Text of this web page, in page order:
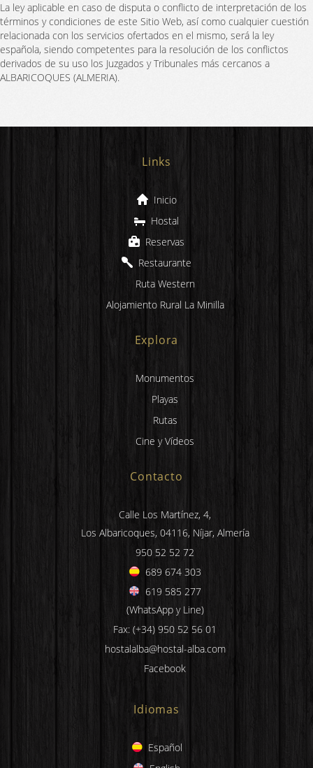
La ley aplicable en caso de disputa o conflicto de interpretación de los
términos y condiciones de este Sitio Web, así como cualquier cuestión
relacionada con los servicios ofertados en el mismo, será la ley
española, siendo competentes para la resolución de los conflictos
derivados de su uso los Juzgados y Tribunales más cercanos a
ALBARICOQUES (ALMERIA).
Links
Inicio
Hostal
Reservas
Restaurante
Ruta Western
Alojamiento Rural La Minilla
Explora
Monumentos
Playas
Rutas
Cine y Vídeos
Contacto
Calle Los Martínez, 4,
Los Albaricoques, 04116, Níjar, Almería
950 52 52 72
689 674 303
619 585 277
(WhatsApp y Line)
Fax: (+34) 950 52 56 01
hostalalba@hostal-alba.com
Facebook
Idiomas
Español